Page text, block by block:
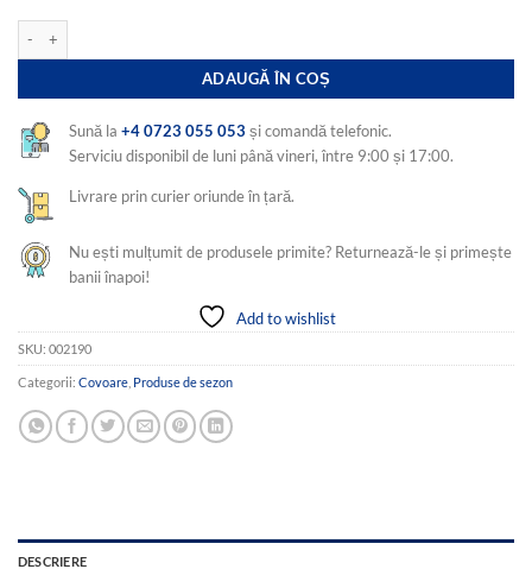
ADAUGĂ ÎN COȘ
Sună la+4 0723 055 053 și comandă telefonic.
Serviciu disponibil de luni până vineri, între 9:00 și 17:00.
Livrare prin curier oriunde în țară.
Nu ești mulțumit de produsele primite? Returnează-le și primește
banii înapoi!
Add to wishlist
SKU: 002190
Categorii: Covoare Produse de sezon
DESCRIERE